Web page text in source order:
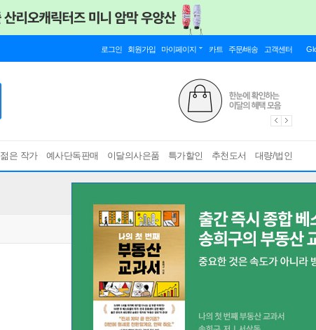
로그인 회원가입 마이페이지 카트 주문/배송 고객센터
젊은 작가 예사단독판매 이달의사은품 특가할인 추천도서 대량/법인